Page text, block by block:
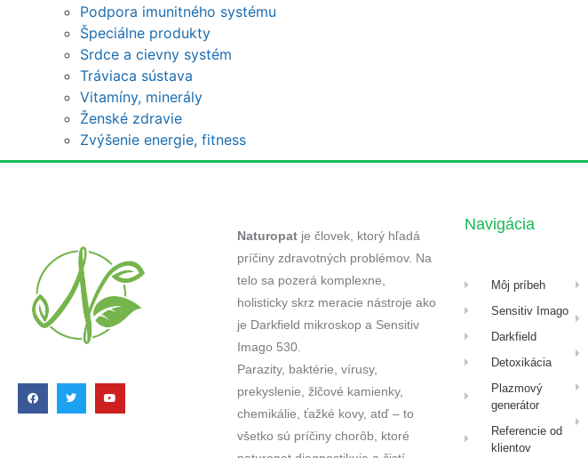
Podpora imunitného systému
Špeciálne produkty
Srdce a cievny systém
Tráviaca sústava
Vitamíny, minerály
Ženské zdravie
Zvýšenie energie, fitness
Naturopatje človek, ktorý hľadá
príčiny zdravotných problémov. Na
telo sa pozerá komplexne,
holisticky skrz meracie nástroje ako
je Darkfield mikroskop a Sensitiv
Imago 530.
Parazity, baktérie, vírusy,
prekyslenie, žlčové kamienky,
chemikálie, ťažké kovy, atď – to
všetko sú príčiny chorôb, ktoré
Navigácia
Môj príbeh
Sensitiv Imago
Darkfield
Detoxikácia
Plazmový
generátor
Referencie od
klientov